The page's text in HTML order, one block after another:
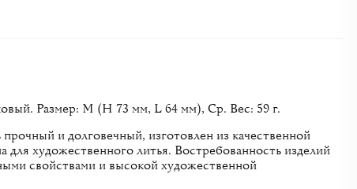
Размер: M (H 73 мм, L 64 мм), Ср. Вес: 59 г.
и долговечный, изготовлен из качественной
для художественного литья. Востребованность изделий
свойствами и высокой художественной